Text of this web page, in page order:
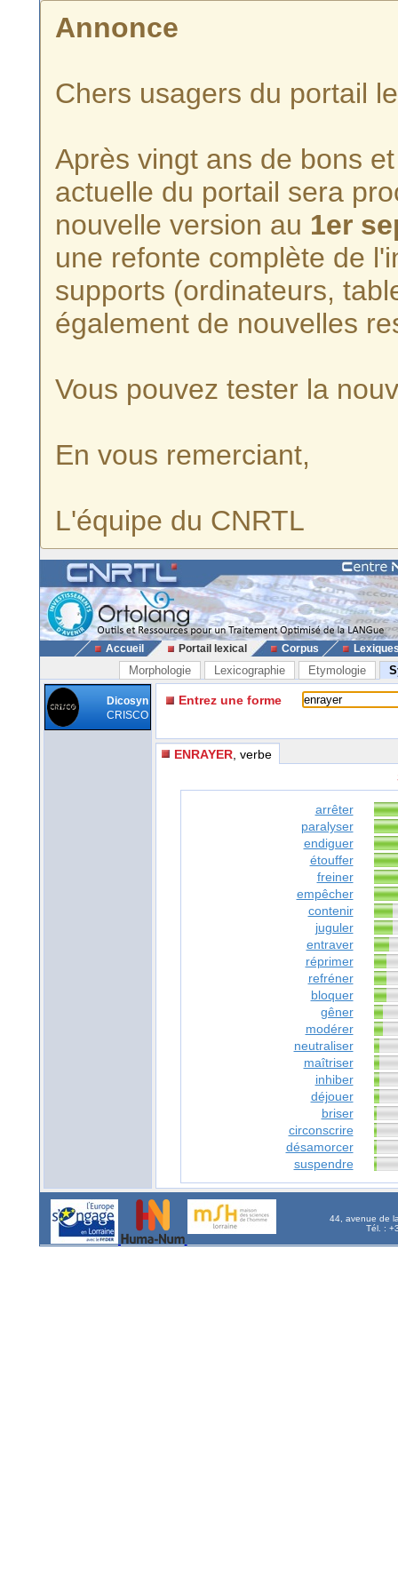
Annonce
Chers usagers du portail
Après vingt ans de bons
actuelle du portail sera
nouvelle version au 1er
une refonte complète de
supports (ordinateurs,
également de nouvelles
Vous pouvez tester la
En vous remerciant,
L'équipe du CNRTL
Accueil Portail lexical Corpus
Morphologie Lexicographie Etymologie
Dicosyn
CRISCO
Entrez une forme
ENRAYER , verbe
arrêter
paralyser
endiguer
étouffer
freiner
empêcher
contenir
juguler
entraver
réprimer
refréner
bloquer
gêner
modérer
neutraliser
maîtriser
inhiber
déjouer
briser
circonscrire
désamorcer
suspendre
44, avenue de
Tél. :